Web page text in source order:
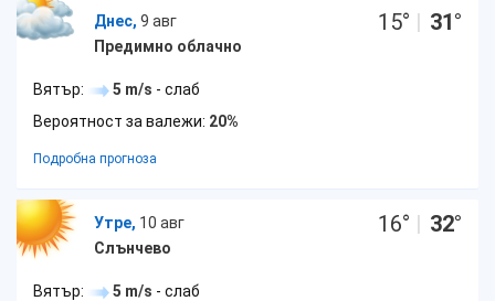
Днес, 9 авг
Предимно облачно
15° | 31°
Вятър: 5 m/s - слаб
Вероятност за валежи: 20%
Подробна прогноза
Утре, 10 авг
Слънчево
16° | 32°
Вятър: 5 m/s - слаб